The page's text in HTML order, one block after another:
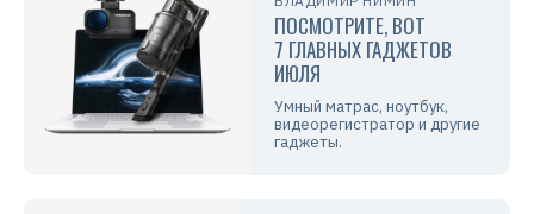
ПОСМОТРИТЕ, ВОТ
7 ГЛАВНЫХ ГАДЖЕТОВ
ИЮЛЯ
Умный матрас, ноутбук,
видеорегистратор и другие
гаджеты.